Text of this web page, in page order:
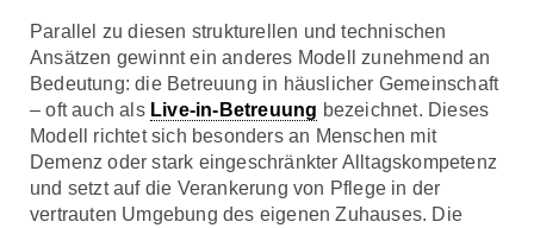
Parallel zu diesen strukturellen und technischen
Ansätzen gewinnt ein anderes Modell zunehmend an
Bedeutung: die Betreuung in häuslicher Gemeinschaft
– oft auch als Live-in-Betreuung bezeichnet. Dieses
Modell richtet sich besonders an Menschen mit
Demenz oder stark eingeschränkter Alltagskompetenz
und setzt auf die Verankerung von Pflege in der
vertrauten Umgebung des eigenen Zuhauses. Die